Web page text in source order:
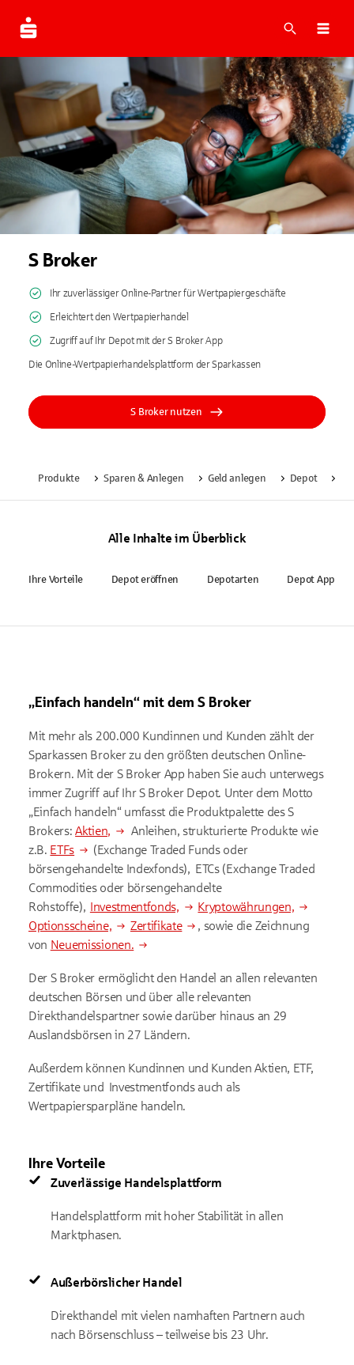
Suche
S Broker
Ihr zuverlässiger Online-Partner für Wertpapiergeschäfte
Erleichtert den Wertpapierhandel
Zugriff auf Ihr Depot mit der S Broker App
Die Online-Wertpapierhandelsplattform der Sparkassen
S Broker nutzen
Produkte Sparen & Anlegen Geld anlegen Depot
Alle Inhalte im Überblick
Ihre Vorteile Depot eröffnen Depotarten Depot App
„Einfach handeln“ mit dem S Broker
Mit mehr als 200.000 Kundinnen und Kunden zählt der
Sparkassen Broker zu den größten deutschen Online-
Brokern. Mit der S Broker App haben Sie auch unterwegs
immer Zugriff auf Ihr S Broker Depot. Unter dem Motto
„Einfach handeln“ umfasst die Produktpalette des S
Brokers:Aktien,
Anleihen, strukturierte Produkte wie
z.B. ETFs
(Exchange Traded Funds oder
börsengehandelte Indexfonds), ETCs (Exchange Traded
Commodities oder börsengehandelte
Rohstoffe), Investmentfonds,
Kryptowährungen,
Optionsscheine,
Zertifikate
, sowie die Zeichnung
von Neuemissionen.
Der S Broker ermöglicht den Handel an allen relevanten
deutschen Börsen und über alle relevanten
Direkthandelspartner sowie darüber hinaus an 29
Auslandsbörsen in 27 Ländern.
Außerdem können Kundinnen und Kunden Aktien, ETF,
Zertifikate und Investmentfonds auch als
Wertpapiersparpläne handeln.
Ihre Vorteile
Zuverlässige Handelsplattform
Handelsplattform mit hoher Stabilität in allen
Marktphasen.
Außerbörslicher Handel
Direkthandel mit vielen namhaften Partnern auch
nach Börsenschluss – teilweise bis 23 Uhr.